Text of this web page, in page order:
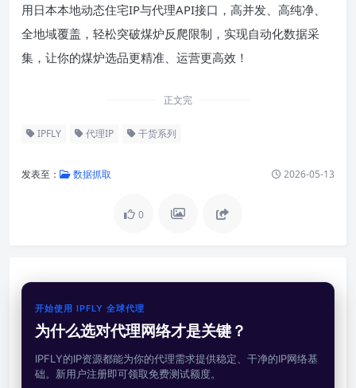
用日本本地动态住宅IP与代理API接口，高并发、高纯净、
全地域覆盖，轻松突破煤炉反爬限制，实现自动化数据采
集，让你的煤炉选品更精准、运营更高效！
正文完
IPFLY 代理IP 干货系列
发表至： 数据抓取 2026-05-13
0
开始使用 IPFLY 全球代理
为什么选对代理网络才是关键？
IPFLY的IP资源都能为你的代理需求提供稳定、干净的IP网络基
础。新用户注册即可领取免费测试额度。